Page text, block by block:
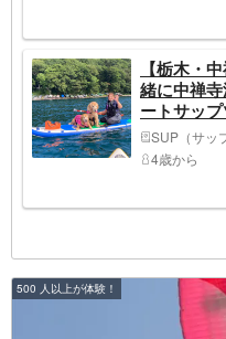
【栃木・
緒に中禅
ートサッ
SUP（サッ
4歳から
500 人以上が体験！